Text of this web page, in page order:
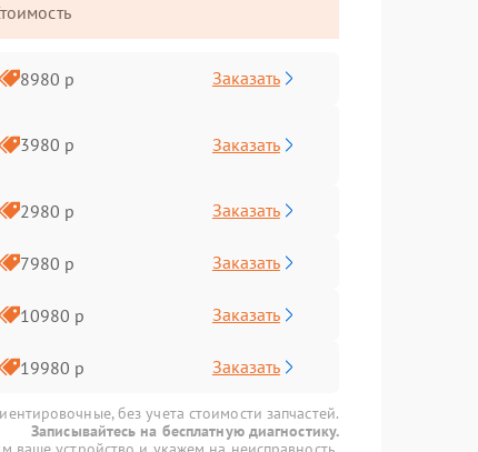
8980 р Заказать
3980 р Заказать
2980 р Заказать
7980 р Заказать
10980 р Заказать
19980 р Заказать
без учета стоимости запчастей.
Записывайтесь на бесплатную диагностику.